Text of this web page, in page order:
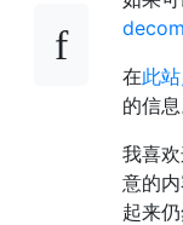
在此站
的信息
我喜
意的
起来